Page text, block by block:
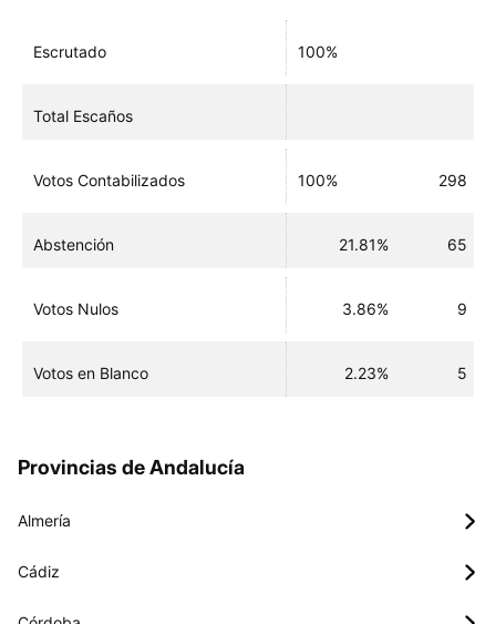
Escrutado 100%
Total Escaños
Votos Contabilizados 100% 298
Abstención 21.81% 65
Votos Nulos 3.86% 9
Votos en Blanco 2.23% 5
Provincias de Andalucía
Almería
Cádiz